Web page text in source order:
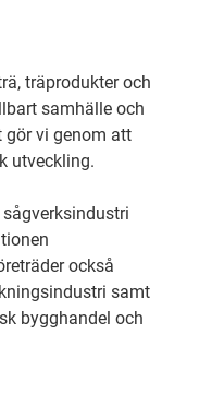
träprodukter och
samhälle och
gör vi genom att
utveckling.
också
samt
bygghandel och